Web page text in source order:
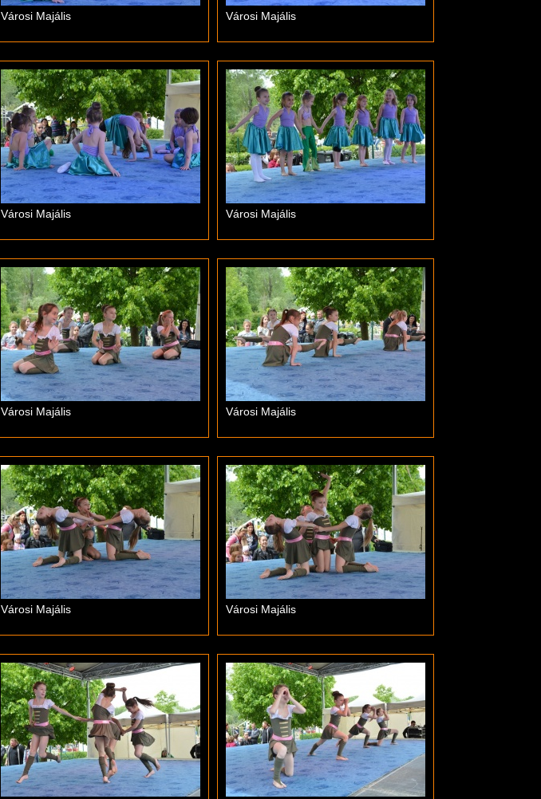
Városi Majális Városi Majális
Városi Majális Városi Majális
Városi Majális Városi Majális
Városi Majális Városi Majális